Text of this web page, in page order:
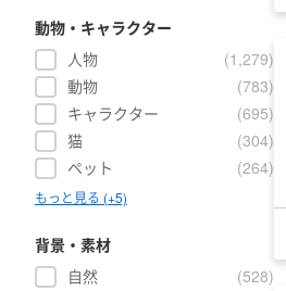
動物・キャラクター
人物
(1,279)
動物
(783)
キャラクター
(695)
猫
(304)
ペット
(264)
もっと見る (+5)
背景・素材
自然
(528)